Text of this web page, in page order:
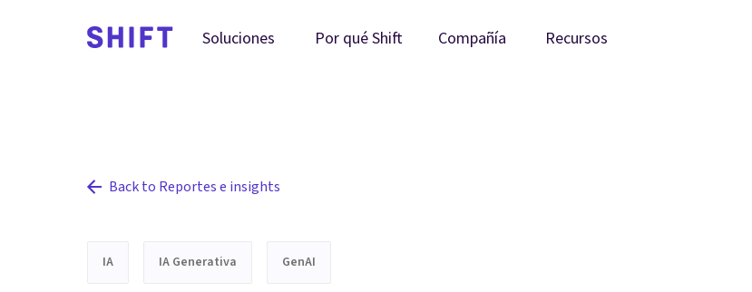
Soluciones Por qué Shift Compañía Recursos
Back to Reportes e insights
IA IA Generativa GenAI